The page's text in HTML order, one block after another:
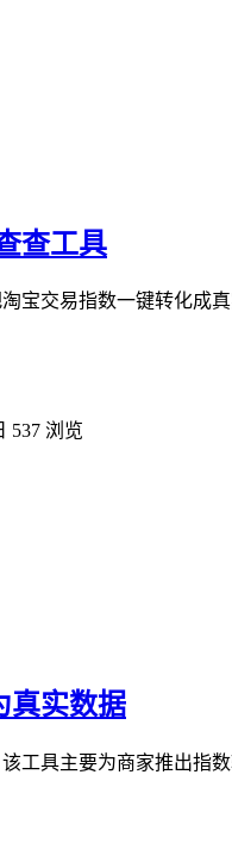
查工具
宝交易指数一键转化成
537 浏览
真实数据
工具主要为商家推出指